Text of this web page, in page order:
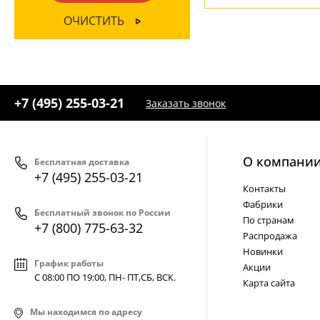
Прозрачный(4)
ОЧИСТИТЬ
+7 (495) 255-03-21 Заказать звонок
Бесплатная доставка
+7 (495) 255-03-21
Бесплатный звонок по России
+7 (800) 775-63-32
График работы
С 08:00 ПО 19:00, ПН- ПТ,СБ, ВСК.
Мы находимся по адресу
О
Контакты
Фабрики
По странам
Распродажа
Новинки
Акции
Карта сайта